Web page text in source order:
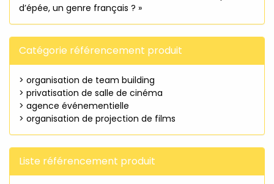
d’épée, un genre français ? »
Catégorie référencement produit
> organisation de team building
> privatisation de salle de cinéma
> agence événementielle
> organisation de projection de films
Liste référencement produit